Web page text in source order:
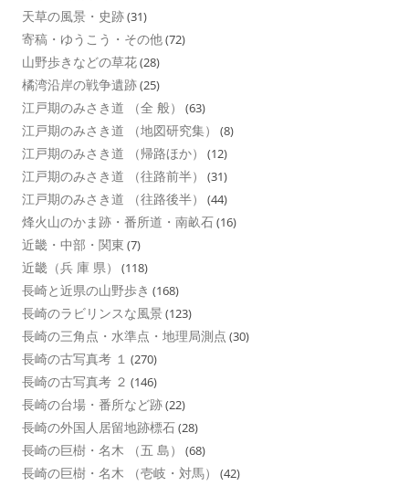
天草の風景・史跡(31)
寄稿・ゆうこう・その他(72)
山野歩きなどの草花(28)
橘湾沿岸の戦争遺跡(25)
江戸期のみさき道 （全 般） (63)
江戸期のみさき道 （地図研究集） (8)
江戸期のみさき道 （帰路ほか） (12)
江戸期のみさき道 （往路前半） (31)
江戸期のみさき道 （往路後半） (44)
烽火山のかま跡・番所道・南畝石(16)
近畿・中部・関東 (7)
近畿（兵 庫 県） (118)
長崎と近県の山野歩き (168)
長崎のラビリンスな風景 (123)
長崎の三角点・水準点・地理局測点 (30)
長崎の古写真考 １ (270)
長崎の古写真考 ２ (146)
長崎の台場・番所など跡(22)
長崎の外国人居留地跡標石(28)
長崎の巨樹・名木 （五 島） (68)
長崎の巨樹・名木 （壱岐・対馬） (42)